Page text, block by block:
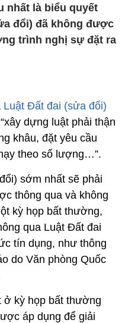
nhất là biểu quyết
đổi) đã không được
trình nghị sự đặt ra
Luật Đất đai (sửa đổi)
dựng luật phải thận
khâu, đặt yêu cầu
theo số lượng…”.
sớm nhất sẽ phải
thông qua và không
kỳ họp bất thường,
qua Luật Đất đai
tín dụng, như thông
do Văn phòng Quốc
ở kỳ họp bất thường
áp dụng để giải